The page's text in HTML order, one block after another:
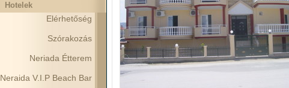
Hotelek
Elérhetőség
Szórakozás
Neriada Étterem
Neraida V.I.P Beach Bar